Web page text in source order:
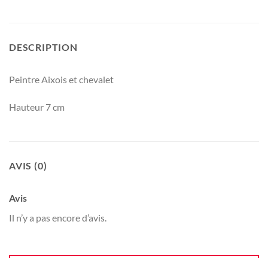
DESCRIPTION
Peintre Aixois et chevalet
Hauteur 7 cm
AVIS (0)
Avis
Il n’y a pas encore d’avis.